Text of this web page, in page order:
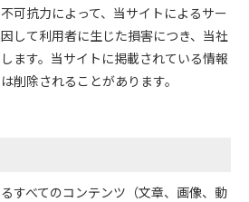
可抗力によって、当サイトによるサー
して利用者に生じた損害につき、当社
ます。当サイトに掲載されている情報
削除されることがあります。
すべてのコンテンツ（文章、画像、動